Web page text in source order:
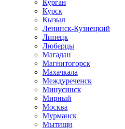
Курган
Курск
Кызыл
Ленинск-Кузнецкий
Липецк
Люберцы
Магадан
Магнитогорск
Махачкала
Междуреченск
Минусинск
Мирный
Москва
Мурманск
Мытищи